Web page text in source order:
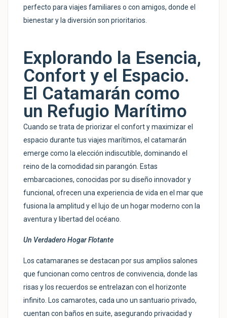
perfecto para viajes familiares o con amigos, donde el
bienestar y la diversión son prioritarios.
Explorando la Esencia,
Confort y el Espacio.
El Catamarán como
un Refugio Marítimo
Cuando se trata de priorizar el confort y maximizar el
espacio durante tus viajes marítimos, el catamarán
emerge como la elección indiscutible, dominando el
reino de la comodidad sin parangón. Estas
embarcaciones, conocidas por su diseño innovador y
funcional, ofrecen una experiencia de vida en el mar que
fusiona la amplitud y el lujo de un hogar moderno con la
aventura y libertad del océano.
Un Verdadero Hogar Flotante
Los catamaranes se destacan por sus amplios salones
que funcionan como centros de convivencia, donde las
risas y los recuerdos se entrelazan con el horizonte
infinito. Los camarotes, cada uno un santuario privado,
cuentan con baños en suite, asegurando privacidad y